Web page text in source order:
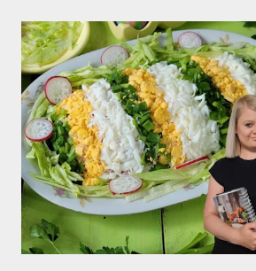
Przejdź do głównej